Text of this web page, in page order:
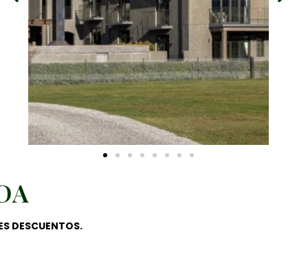
DESCUENTOS.